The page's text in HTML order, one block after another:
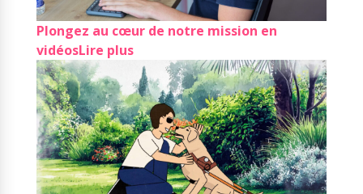
Plongez au cœur de notre mission en
vidéosLire plus